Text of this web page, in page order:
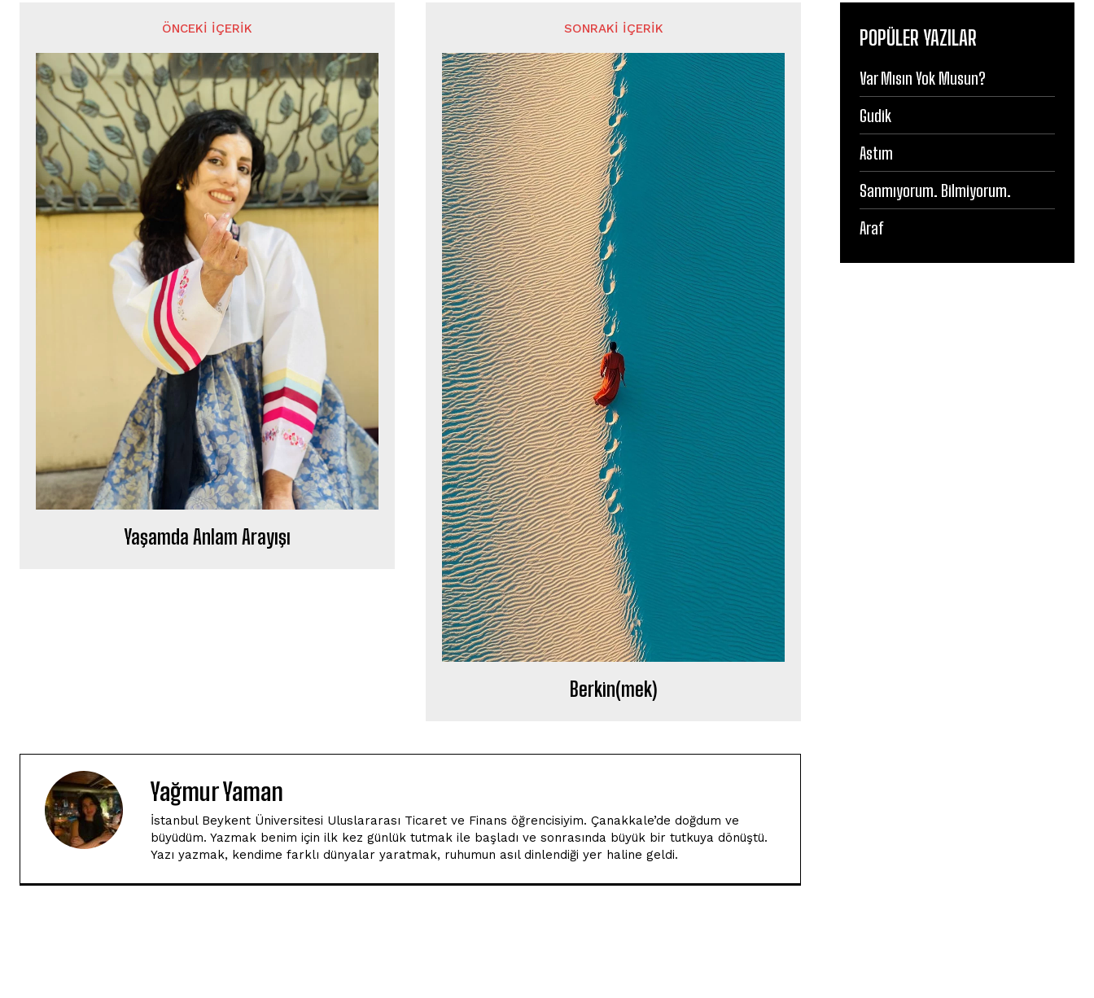
ÖNCEKI İÇERIK
Yaşamda Anlam Arayışı
SONRAKI İÇERIK
Berkin(mek)
Yağmur Yaman
İstanbul Beykent Üniversitesi Uluslararası Ticaret ve Finans öğrencisiyim. Çanakkale’de doğdum ve
büyüdüm. Yazmak benim için ilk kez günlük tutmak ile başladı ve sonrasında büyük bir tutkuya dönüştü.
Yazı yazmak, kendime farklı dünyalar yaratmak, ruhumun asıl dinlendiği yer haline geldi.
POPÜLER YAZILAR
Var Mısın Yok Musun?
Gudik
Astım
Sanmıyorum. Bilmiyorum.
Araf